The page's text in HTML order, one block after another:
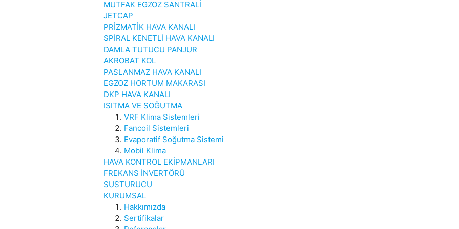
MUTFAK EGZOZ SANTRALİ
JETCAP
PRİZMATİK HAVA KANALI
SPİRAL KENETLİ HAVA KANALI
DAMLA TUTUCU PANJUR
AKROBAT KOL
PASLANMAZ HAVA KANALI
EGZOZ HORTUM MAKARASI
DKP HAVA KANALI
ISITMA VE SOĞUTMA
VRF Klima Sistemleri
Fancoil Sistemleri
Evaporatif Soğutma Sistemi
Mobil Klima
HAVA KONTROL EKİPMANLARI
FREKANS İNVERTÖRÜ
SUSTURUCU
KURUMSAL
Hakkımızda
Sertifikalar